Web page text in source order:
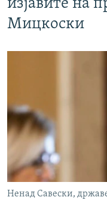
изјавите на
Мицкоски
Ненад Савески,